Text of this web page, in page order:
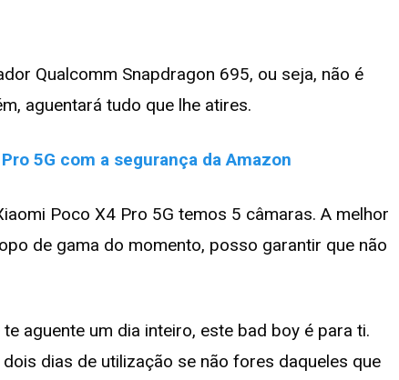
Qualcomm Snapdragon 695, ou seja, não é
aguentará tudo que lhe atires.
5G com a segurança da Amazon
Poco X4 Pro 5G temos 5 câmaras. A melhor
de gama do momento, posso garantir que não
aguente um dia inteiro, este bad boy é para ti.
dias de utilização se não fores daqueles que